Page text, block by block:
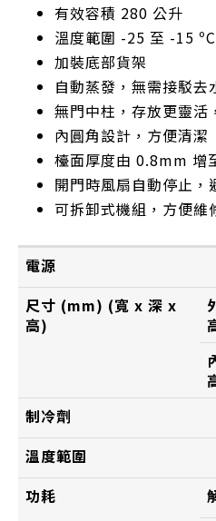
有效容積 280 公升
溫度範圍 -25 至 -15 ºC
加裝底部貨架
自動蒸發，無需接駁去
無門中柱，存放更靈活
內圓角設計，方便清潔
檯面厚度由 0.8mm 增
開門時風扇自動停止，
可拆卸式機組，方便維
電源
尺寸 (mm) (寬 x 深 x
高)
制冷劑
溫度範圍
功耗